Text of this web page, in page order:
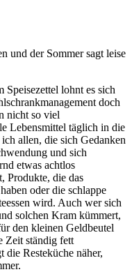
lohnt es sich
doch
nicht so viel
Lebensmittel täglich in die
allen, die sich Gedanken
und sich
etwas achtlos
Produkte, die das
oder die schlappe
wird. Auch wer sich
solchen Kram kümmert,
den kleinen Geldbeutel
Zeit ständig fett
die Resteküche näher,